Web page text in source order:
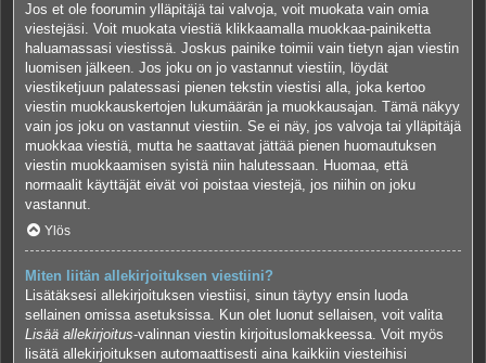
Jos et ole foorumin ylläpitäjä tai valvoja, voit muokata vain omia
viestejäsi. Voit muokata viestiä klikkaamalla muokkaa-painiketta
haluamassasi viestissä. Joskus painike toimii vain tietyn ajan viestin
luomisen jälkeen. Jos joku on jo vastannut viestiin, löydät
viestiketjuun palatessasi pienen tekstin viestisi alla, joka kertoo
viestin muokkauskertojen lukumäärän ja muokkausajan. Tämä näkyy
vain jos joku on vastannut viestiin. Se ei näy, jos valvoja tai ylläpitäjä
muokkaa viestiä, mutta he saattavat jättää pienen huomautuksen
viestin muokkaamisen syistä niin halutessaan. Huomaa, että
normaalit käyttäjät eivät voi poistaa viestejä, jos niihin on joku
vastannut.
Ylös
Miten liitän allekirjoituksen viestiini?
Lisätäksesi allekirjoituksen viestiisi, sinun täytyy ensin luoda
sellainen omissa asetuksissa. Kun olet luonut sellaisen, voit valita
Lisää allekirjoitus-valinnan viestin kirjoituslomakkeessa. Voit myös
lisätä allekirjoituksen automaattisesti aina kaikkiin viesteihisi